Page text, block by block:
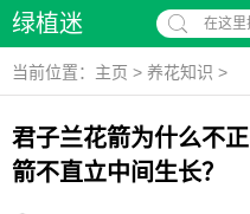
绿植迷 在这里
当前位置： 主页 > 养花知识 >
君子兰花箭为什么不
箭不直立中间生长？